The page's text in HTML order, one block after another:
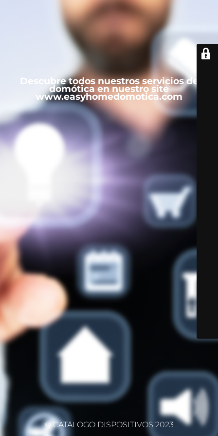
Descubre todos nuestros servicios de
domótica en nuestro site
www.easyhomedomotica.com
© CATÁLOGO DISPOSITIVOS 2023